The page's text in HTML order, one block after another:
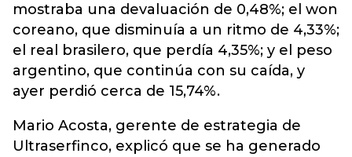
mostraba una devaluación de 0,48%; el won
coreano, que disminuía a un ritmo de 4,33%;
el real brasilero, que perdía 4,35%; y el peso
argentino, que continúa con su caída, y
ayer perdió cerca de 15,74%.
Mario Acosta, gerente de estrategia de
Ultraserfinco, explicó que se ha generado